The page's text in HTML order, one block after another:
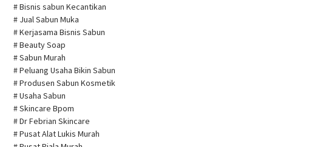
# Bisnis sabun Kecantikan
# Jual Sabun Muka
# Kerjasama Bisnis Sabun
# Beauty Soap
# Sabun Murah
# Peluang Usaha Bikin Sabun
# Produsen Sabun Kosmetik
# Usaha Sabun
# Skincare Bpom
# Dr Febrian Skincare
# Pusat Alat Lukis Murah